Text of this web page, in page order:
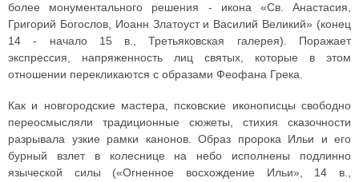
более монументального решения - икона «Св. Анастасия,
Григорий Богослов, Иоанн Златоуст и Василий Великий» (конец
14 - начало 15 в., Третьяковская галерея). Поражает
экспрессия, напряженность лиц святых, которые в этом
отношении перекликаются с образами Феофана Грека.
Как и новгородские мастера, псковские иконописцы свободно
переосмысляли традиционные сюжеты, стихия сказочности
разрывала узкие рамки канонов. Образ пророка Ильи и его
бурный взлет в колеснице на небо исполнены подлинно
языческой силы («Огненное восхождение Ильи», 14 в.,